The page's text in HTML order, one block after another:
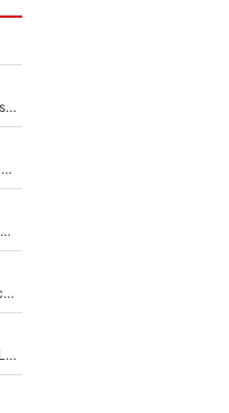
Yan Diomandé au Real Madrid : La photo qui met fin au transfert de l’été !
Antoine Dupont et Iris Mittenaere officialisent enfin leur couple : La photo qui enflamme les réseaux sociaux
Du PSG à la tête de la FIFA pour remplacer Gianni Infantino ? «Il serait un mauvais président», le patron de la Liga s'attaque à Nasser Al-Khelaïfi !
Bradley Barcola : Luis Enrique prêt à l’écarter au PSG, la décision qui va accélérer son transfert à Liverpool ?
La Liga sur beIN SPORTS, c’est terminé : Kylian Mbappé et Lamine Yamal changent de chaîne, «le moment était venu d'ouvrir un nouveau chapitre»